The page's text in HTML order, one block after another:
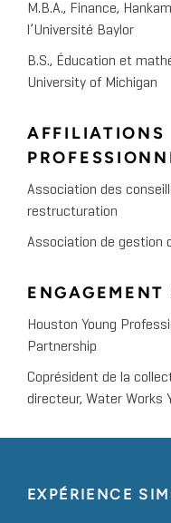
M.B.A., Finance,
l’Université Baylor
B.S., Éducation et
University of Michigan
AFFILIATIONS
Association des
restructuration
Association de gestion
Houston Young
Partnership
Coprésident de la
directeur, Water Works
EXPÉRIENCE